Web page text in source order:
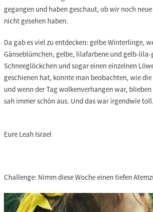
gegangen und haben geschaut, ob wir noch
nicht gesehen haben.
Da gab es viel zu entdecken: gelbe Winterlinge,
Gänseblümchen, gelbe, lilafarbene und gelb-lila-
Schneeglöckchen und sogar einen einzelnen
geschienen hat, konnte man beobachten, wie
und wenn der Tag wolkenverhangen war,
sah immer schön aus. Und das war irgendwie toll.
Eure Leah Israel
Challenge: Nimm diese Woche einen tiefen